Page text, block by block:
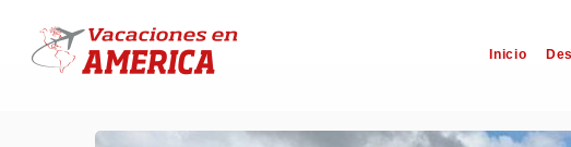
Inicio